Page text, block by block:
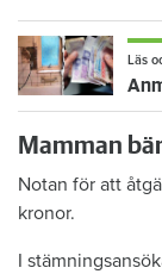
Läs
Mamman
Notan för att
kronor.
I